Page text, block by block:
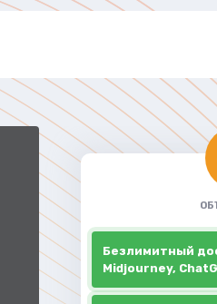
Безлимитный
Midjourney,